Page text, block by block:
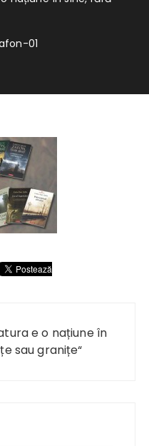
01
e o națiune în
sau granițe“